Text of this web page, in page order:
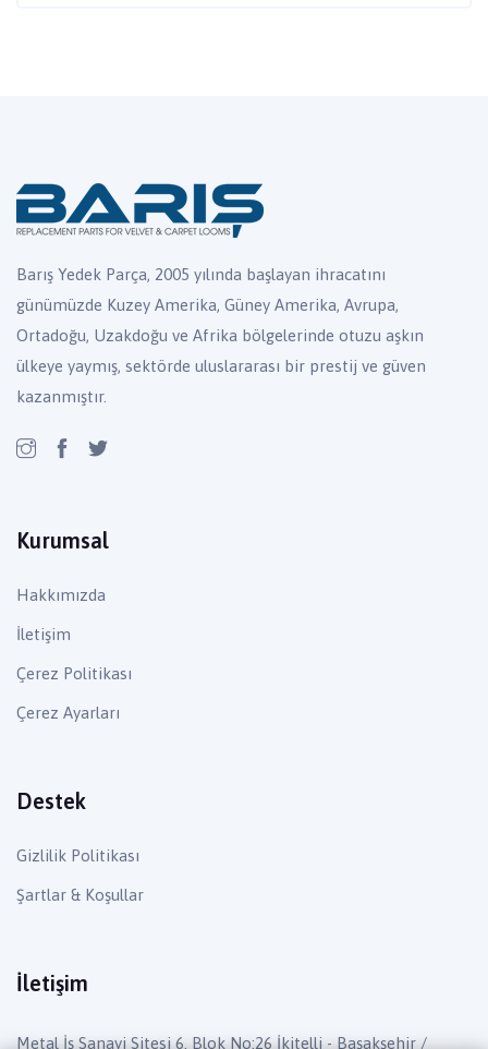
Barış Yedek Parça, 2005 yılında başlayan ihracatını
günümüzde Kuzey Amerika, Güney Amerika, Avrupa,
Ortadoğu, Uzakdoğu ve Afrika bölgelerinde otuzu aşkın
ülkeye yaymış, sektörde uluslararası bir prestij ve güven
kazanmıştır.
Kurumsal
Hakkımızda
İletişim
Çerez Politikası
Çerez Ayarları
Destek
Gizlilik Politikası
Şartlar & Koşullar
İletişim
Metal İş Sanayi Sitesi 6. Blok No:26 İkitelli - Başakşehir /